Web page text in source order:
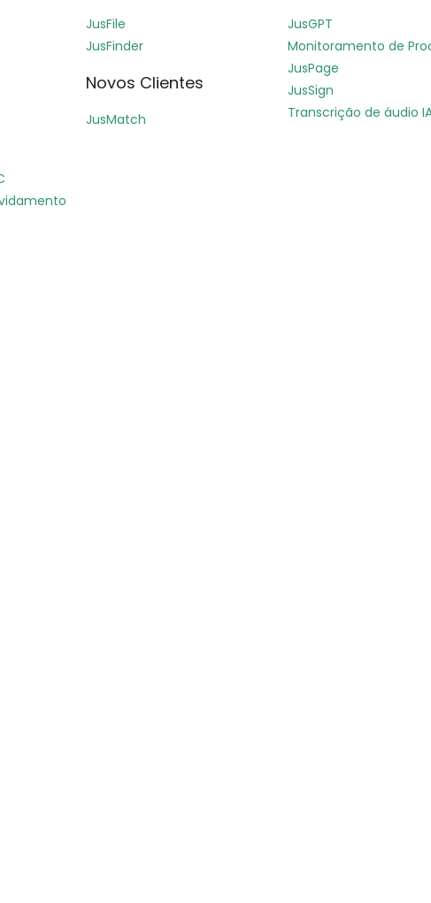
JusFile
JusFinder
Novos Clientes
JusMatch
JusGPT
Monitoramento de
JusPage
JusSign
Transcrição de áudio